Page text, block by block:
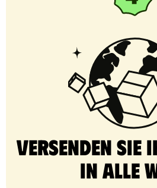
Versenden Sie
in alle